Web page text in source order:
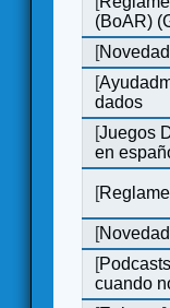
(BoAR)
[
[
dados
[Juegos
en
[
[
[
cuando